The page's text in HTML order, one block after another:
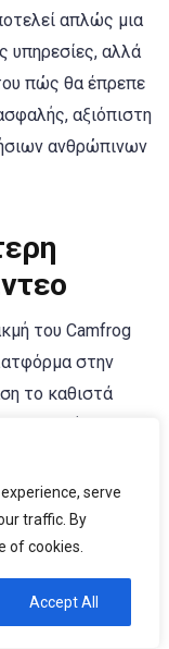
serve
traffic. By
of cookies.
Accept All
απλώς μια
υπηρεσίες, αλλά
πώς θα έπρεπε
αξιόπιστη
ανθρώπινων
του Camfrog
στην
το καθιστά
καταγεγραμμένα
και η κακή
περιβάλλον όπου